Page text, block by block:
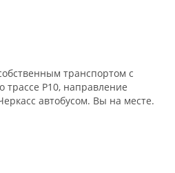
транспортом с
трассе Р10, направление
автобусом. Вы на месте.